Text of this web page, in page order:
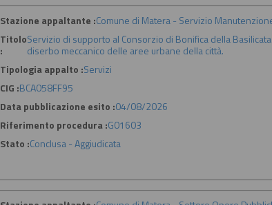
Stazione appaltante :Comune di Matera - Servizio
Titolo
:
Servizio di supporto al Consorzio di Bonifica della
diserbo meccanico delle aree urbane della città.
Tipologia appalto :Servizi
CIG :BCA058FF95
Data pubblicazione esito :04/08/2026
Riferimento procedura :G01603
Stato :Conclusa - Aggiudicata